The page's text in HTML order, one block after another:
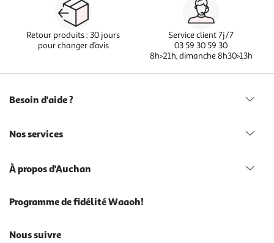
Retour produits : 30 jours
pour changer d’avis
Service client 7j/7
03 59 30 59 30
8h>21h, dimanche 8h30>13h
Besoin d'aide ?
Nos services
À propos d'Auchan
Programme de fidélité Waaoh!
Nous suivre